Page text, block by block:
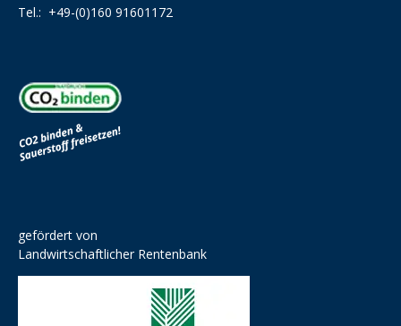
Tel.: +49-(0)160 91601172
gefördert von
Landwirtschaftlicher Rentenbank